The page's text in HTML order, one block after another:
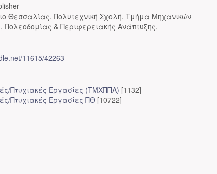
Θεσσαλίας. Πολυτεχνική Σχολή. Τμήμα Μηχανικών
Πολεοδομίας & Περιφερειακής Ανάπτυξης.
11615/42263
Πτυχιακές Εργασίες (ΤΜΧΠΠΑ) [1132]
Πτυχιακές Εργασίες ΠΘ [10722]